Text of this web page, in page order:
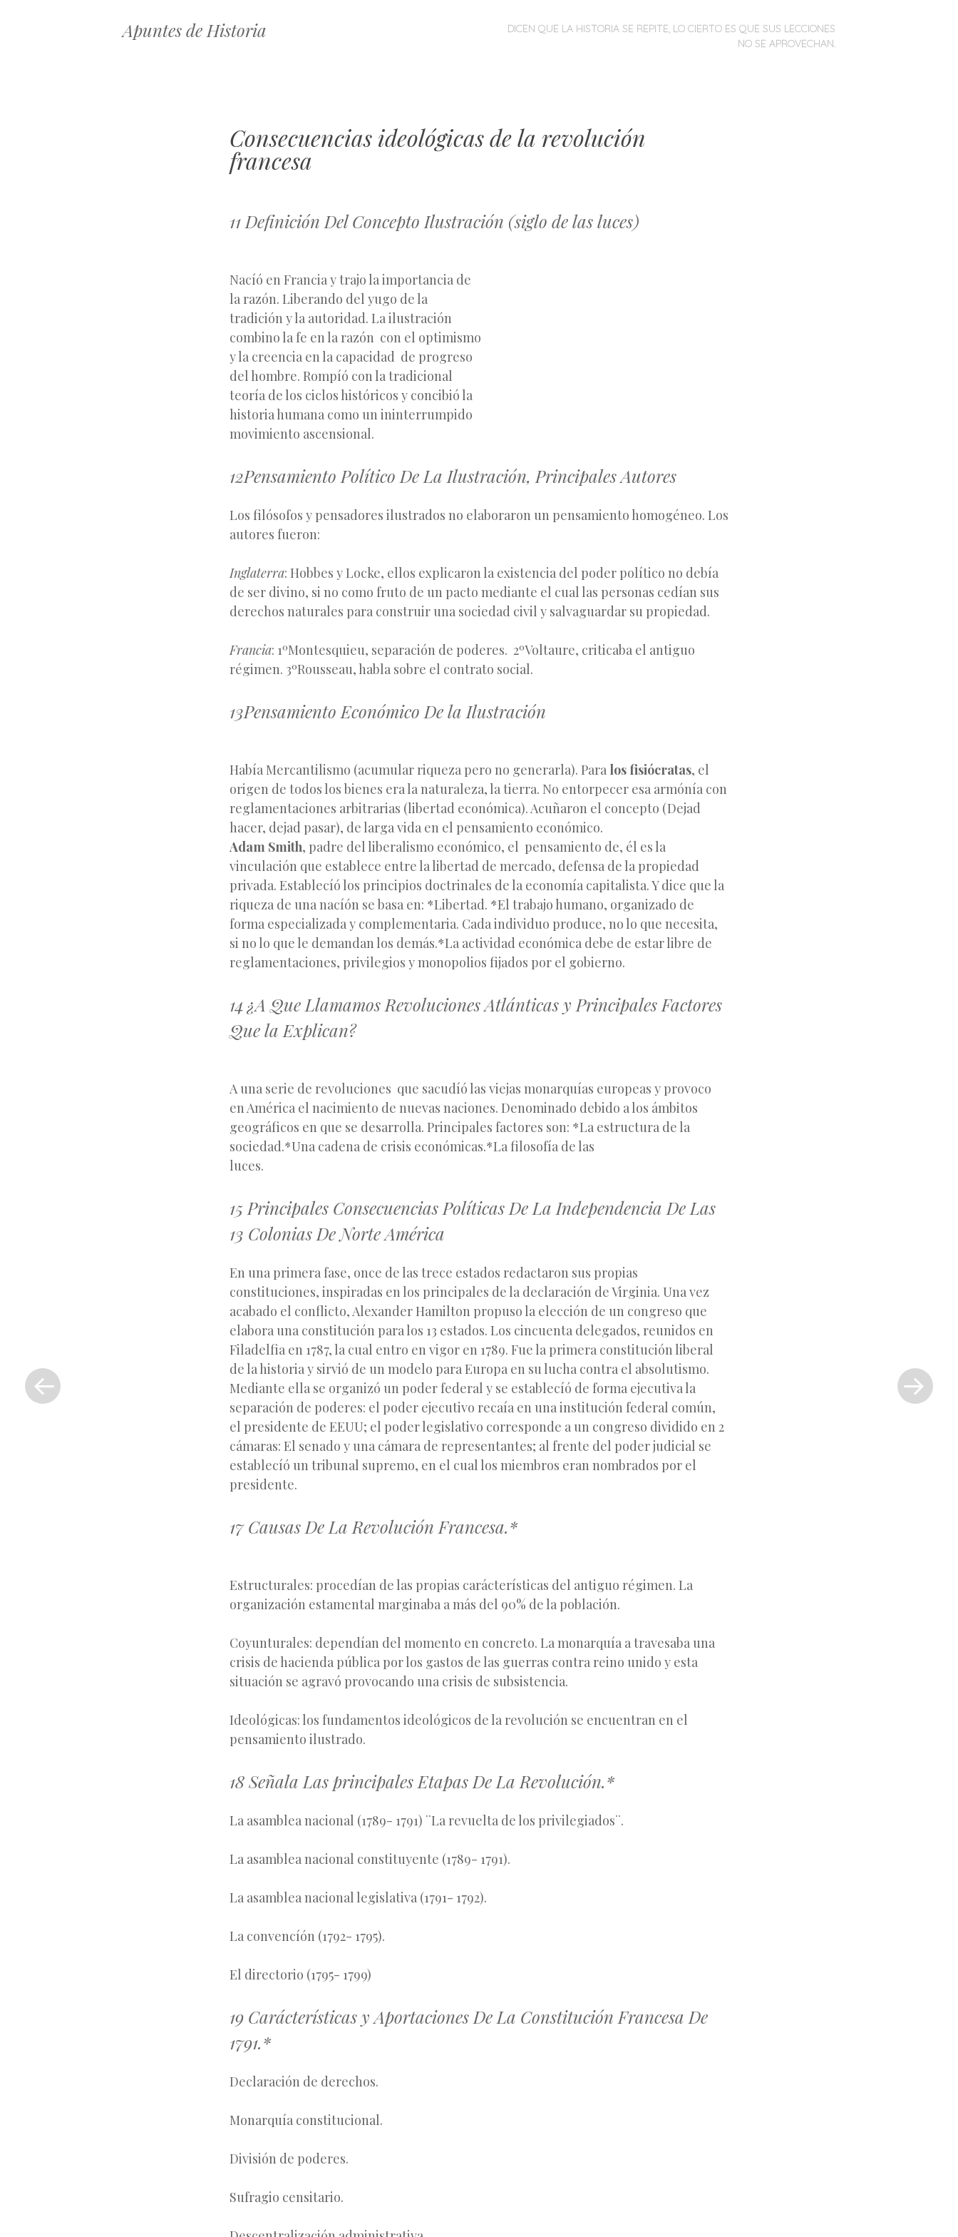
Apuntes de Historia MENÚ
SALTARDICEN QUE LA HISTORIA SE REPITE, LO CIERTO ES QUE SUS LECCIONES
NO SE APROVECHAN.
Consecuencias ideológicas de la revolución
francesa
11 Definición Del Concepto Ilustración (siglo de las luces)
Nacíó en Francia y trajo la importancia de
la razón. Liberando del yugo de la
tradición y la autoridad. La ilustración
combino la fe en la razón con el optimismo
y la creencia en la capacidad de progreso
del hombre. Rompíó con la tradicional
teoría de los ciclos históricos y concibió la
historia humana como un ininterrumpido
movimiento ascensional.
12Pensamiento Político De La Ilustración, Principales Autores
Los filósofos y pensadores ilustrados no elaboraron un pensamiento homogéneo. Los
autores fueron:
Inglaterra: Hobbes y Locke, ellos explicaron la existencia del poder político no debía
de ser divino, si no como fruto de un pacto mediante el cual las personas cedían sus
derechos naturales para construir una sociedad civil y salvaguardar su propiedad.
Francia: 1ºMontesquieu, separación de poderes. 2ºVoltaure, criticaba el antiguo
régimen. 3ºRousseau, habla sobre el contrato social.
13Pensamiento Económico De la Ilustración
Había Mercantilismo (acumular riqueza pero no generarla). Para los fisiócratas, el
origen de todos los bienes era la naturaleza, la tierra. No entorpecer esa armónía con
reglamentaciones arbitrarias (libertad económica). Acuñaron el concepto (Dejad
hacer, dejad pasar), de larga vida en el pensamiento económico.
Adam Smith, padre del liberalismo económico, el pensamiento de, él es la
vinculación que establece entre la libertad de mercado, defensa de la propiedad
privada. Establecíó los principios doctrinales de la economía capitalista. Y dice que la
riqueza de una nacíón se basa en: *Libertad. *El trabajo humano, organizado de
forma especializada y complementaria. Cada individuo produce, no lo que necesita,
si no lo que le demandan los demás.*La actividad económica debe de estar libre de
reglamentaciones, privilegios y monopolios fijados por el gobierno.
14 ¿A Que Llamamos Revoluciones Atlánticas y Principales Factores
Que la Explican?
A una serie de revoluciones que sacudíó las viejas monarquías europeas y provoco
en América el nacimiento de nuevas naciones. Denominado debido a los ámbitos
geográficos en que se desarrolla. Principales factores son: *La estructura de la
sociedad.*Una cadena de crisis económicas.*La filosofía de las
luces.
15 Principales Consecuencias Políticas De La Independencia De Las
13 Colonias De Norte América
En una primera fase, once de las trece estados redactaron sus propias
constituciones, inspiradas en los principales de la declaración de Virginia. Una vez
acabado el conflicto, Alexander Hamilton propuso la elección de un congreso que
elabora una constitución para los 13 estados. Los cincuenta delegados, reunidos en
Filadelfia en 1787, la cual entro en vigor en 1789. Fue la primera constitución liberal
de la historia y sirvió de un modelo para Europa en su lucha contra el absolutismo.
Mediante ella se organizó un poder federal y se establecíó de forma ejecutiva la
separación de poderes: el poder ejecutivo recaía en una institución federal común,
el presidente de EEUU; el poder legislativo corresponde a un congreso dividido en 2
cámaras: El senado y una cámara de representantes; al frente del poder judicial se
establecíó un tribunal supremo, en el cual los miembros eran nombrados por el
presidente.
17 Causas De La Revolución Francesa.*
Estructurales: procedían de las propias carácterísticas del antiguo régimen. La
organización estamental marginaba a más del 90% de la población.
Coyunturales: dependían del momento en concreto. La monarquía a travesaba una
crisis de hacienda pública por los gastos de las guerras contra reino unido y esta
situación se agravó provocando una crisis de subsistencia.
Ideológicas: los fundamentos ideológicos de la revolución se encuentran en el
pensamiento ilustrado.
18 Señala Las principales Etapas De La Revolución.*
La asamblea nacional (1789- 1791) ¨La revuelta de los privilegiados¨.
La asamblea nacional constituyente (1789- 1791).
La asamblea nacional legislativa (1791- 1792).
La convencíón (1792- 1795).
El directorio (1795- 1799)
19 Carácterísticas y Aportaciones De La Constitución Francesa De
1791.*
Declaración de derechos.
Monarquía constitucional.
División de poderes.
Sufragio censitario.
Entrada
anterior
entrada